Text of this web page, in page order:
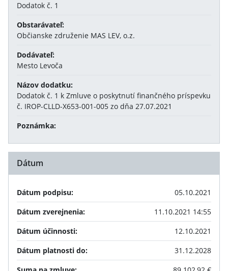
Dodatok č. 1
Obstarávateľ:
Občianske združenie MAS LEV, o.z.
Dodávateľ:
Mesto Levoča
Názov dodatku:
Dodatok č. 1 k Zmluve o poskytnutí finančného príspevku
č. IROP-CLLD-X653-001-005 zo dňa 27.07.2021
Poznámka:
Dátum
Dátum podpisu:
05.10.2021
Dátum zverejnenia:
11.10.2021 14:55
Dátum účinnosti:
12.10.2021
Dátum platnosti do:
31.12.2028